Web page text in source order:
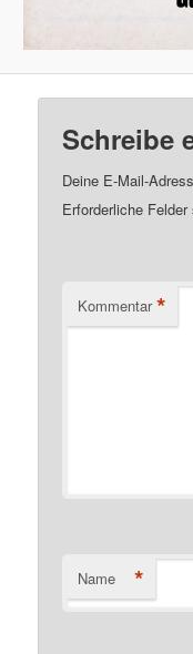
Schreibe
Deine E-Mail-
Erforderliche
Kommentar *
Name *